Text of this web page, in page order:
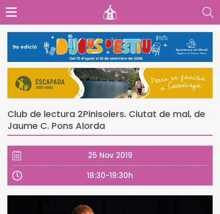
Club de lectura 2Pinisolers. Ciutat de mal, de
Jaume C. Pons Alorda
25 Nov 2019
18:30-19:30h